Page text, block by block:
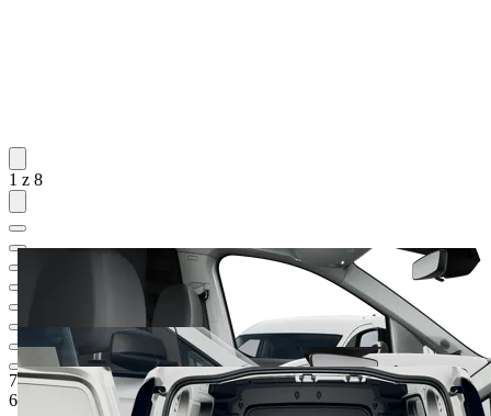
1 z 8
711 572 Kč1
Ceníková cena
641 573 Kč5